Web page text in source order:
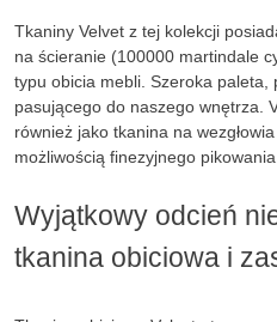
Tkaniny Velvet z tej kolekcji
na ścieranie (100000 martindale
typu obicia mebli. Szeroka paleta,
pasującego do naszego wnętrza.
również jako tkanina na
możliwością finezyjnego pikowania.
Wyjątkowy odcień
tkanina obiciowa i